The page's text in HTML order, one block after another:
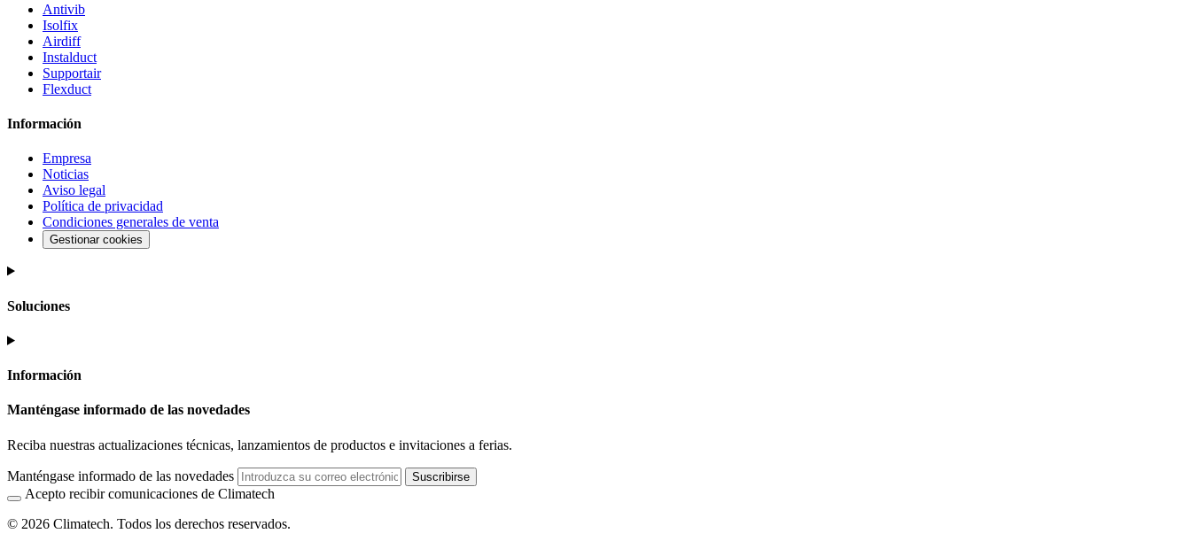
Antivib
Isolfix
Airdiff
Instalduct
Supportair
Flexduct
Información
Empresa
Noticias
Aviso legal
Política de privacidad
Condiciones generales de venta
Gestionar cookies
Soluciones
Información
Manténgase informado de las novedades
Reciba nuestras actualizaciones técnicas, lanzamientos de productos e invitaciones a ferias.
Manténgase informado de las novedades Suscribirse
Acepto recibir comunicaciones de Climatech
© 2026 Climatech. Todos los derechos reservados.